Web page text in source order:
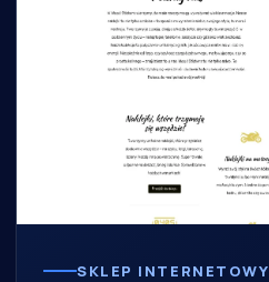
SKLEP INTERNETOWY